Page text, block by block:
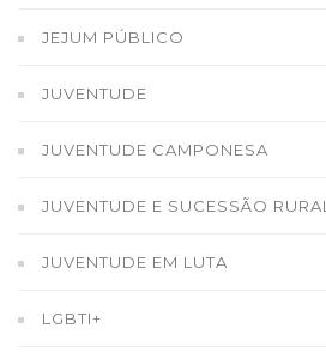
JEJUM PÚBLICO
JUVENTUDE
JUVENTUDE CAMPONESA
JUVENTUDE E SUCESSÃO RURAL
JUVENTUDE EM LUTA
LGBTI+